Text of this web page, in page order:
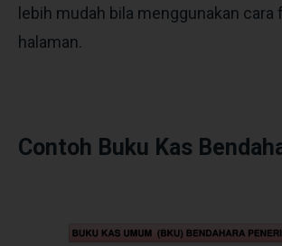
lebih mudah bila menggunakan cara
halaman.
Contoh Buku Kas